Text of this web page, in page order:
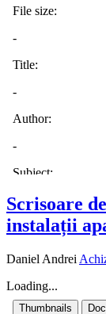
Scrisoare
instalații
Daniel Andrei
Loading...